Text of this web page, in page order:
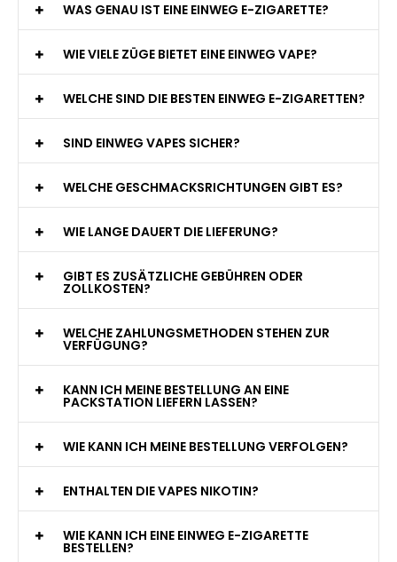
WAS GENAU IST EINE EINWEG E-ZIGARETTE?
WIE VIELE ZÜGE BIETET EINE EINWEG VAPE?
WELCHE SIND DIE BESTEN EINWEG E-ZIGARETTEN?
SIND EINWEG VAPES SICHER?
WELCHE GESCHMACKSRICHTUNGEN GIBT ES?
WIE LANGE DAUERT DIE LIEFERUNG?
GIBT ES ZUSÄTZLICHE GEBÜHREN ODER
ZOLLKOSTEN?
WELCHE ZAHLUNGSMETHODEN STEHEN ZUR
VERFÜGUNG?
KANN ICH MEINE BESTELLUNG AN EINE
PACKSTATION LIEFERN LASSEN?
WIE KANN ICH MEINE BESTELLUNG VERFOLGEN?
ENTHALTEN DIE VAPES NIKOTIN?
WIE KANN ICH EINE EINWEG E-ZIGARETTE
BESTELLEN?